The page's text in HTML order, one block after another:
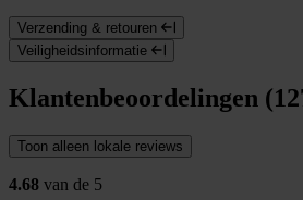
Verzending & retouren
Veiligheidsinformatie
Klantenbeoordelingen
Toon alleen lokale reviews
4.68 van de 5